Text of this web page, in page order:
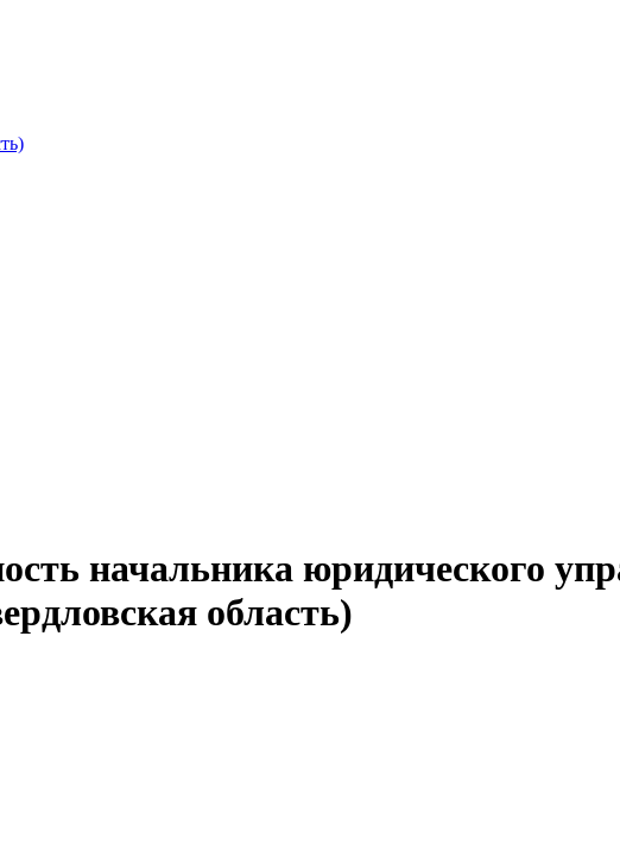
начальника юридического
область)